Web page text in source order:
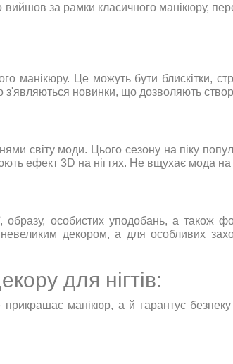
вийшов за рамки класичного манікюру,
манікюру. Це можуть бути блискітки,
з'являються новинки, що дозволяють
світу моди. Цього сезону на піку
ефект 3D на нігтях. Не вщухає мода на
образу, особистих уподобань, а також
декором, а для особливих
для нігтів:
манікюр, а й гарантує безпеку